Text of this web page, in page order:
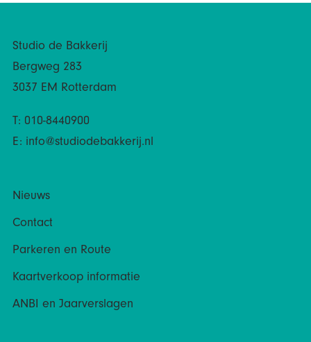
Studio de Bakkerij
Bergweg 283
3037 EM Rotterdam
T: 010-8440900
E: info@studiodebakkerij.nl
Nieuws
Contact
Parkeren en Route
Kaartverkoop informatie
ANBI en Jaarverslagen